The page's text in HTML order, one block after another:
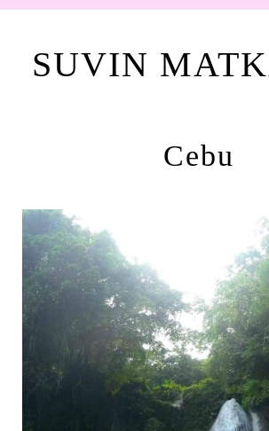
SUVIN
Cebu